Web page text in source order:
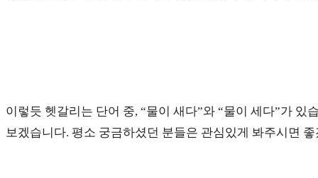
이렇듯 헷갈리는 단어 중, “물이 새다”와 “물이 세다”가
보겠습니다. 평소 궁금하셨던 분들은 관심있게 봐주시면